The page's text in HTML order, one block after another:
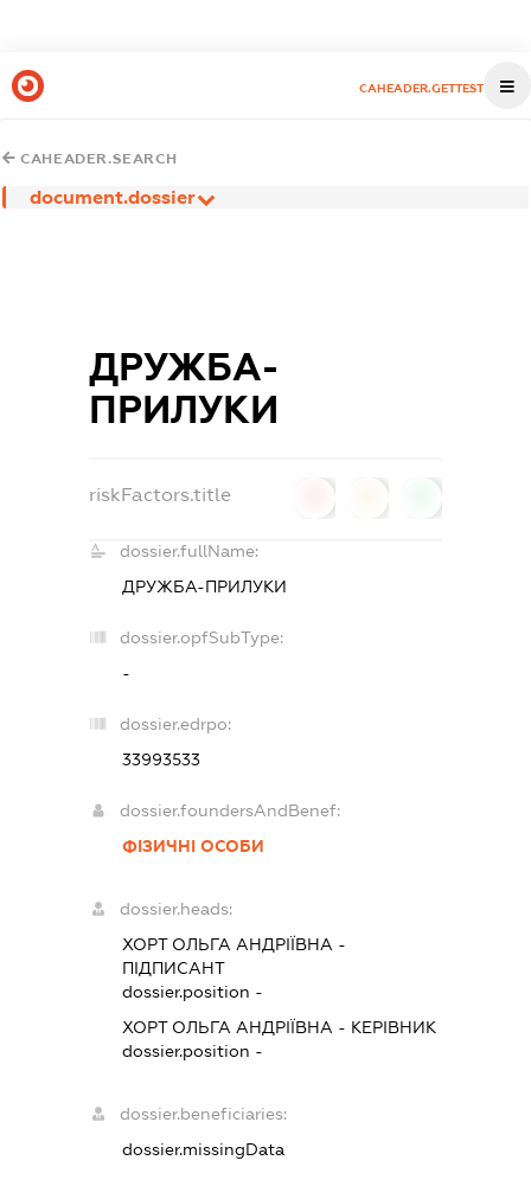
CAHEADER.GETTEST
CAHEADER.SEARCH
document.dossier
ДРУЖБА-
ПРИЛУКИ
riskFactors.title
dossier.fullName:
ДРУЖБА-ПРИЛУКИ
dossier.opfSubType:
-
dossier.edrpo:
33993533
dossier.foundersAndBenef:
ФІЗИЧНІ ОСОБИ
dossier.heads:
ХОРТ ОЛЬГА АНДРІЇВНА -
ПІДПИСАНТ
dossier.position -
ХОРТ ОЛЬГА АНДРІЇВНА - КЕРІВНИК
dossier.position -
dossier.beneficiaries:
dossier.missingData